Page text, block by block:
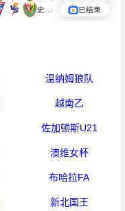
已结束
温纳姆狼队
越南乙
佐加顿斯U21
澳维女杯
布哈拉FA
新北国王